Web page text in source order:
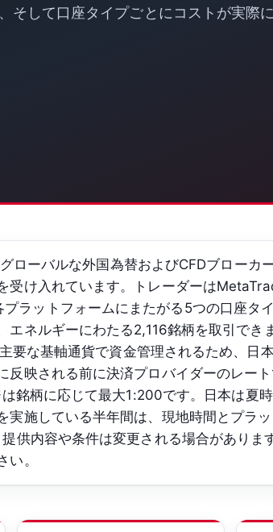
そして口座タイプごとにコストが実際
ローバルな外国為替およびCFDブローカ
受け入れています。トレーダーは
ラットフォームにまたがる5つの口座タ
エネルギーにわたる2,116銘柄を取引でき
要な基軸通貨で資金管理されるため、日
反映される前に決済プロバイダーのレー
銘柄に応じて最大1:200です。日本は夏
実施している半年間は、現地時間とプラ
供内容や条件は変更される場合がありま
。